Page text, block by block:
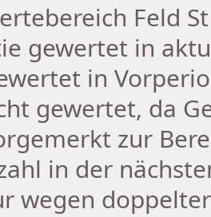
Feld
gewertet in
in
gewertet, da
zur
in der
wegen